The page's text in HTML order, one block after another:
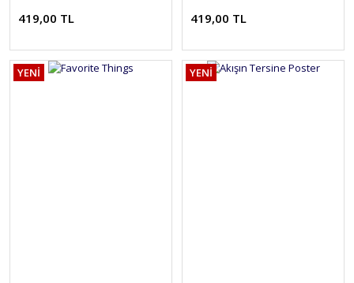
419,00 TL 419,00 TL
YENİ YENİ